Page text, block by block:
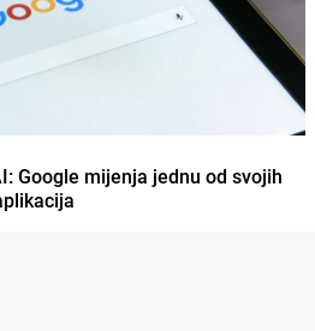
Google mijenja jednu od svojih